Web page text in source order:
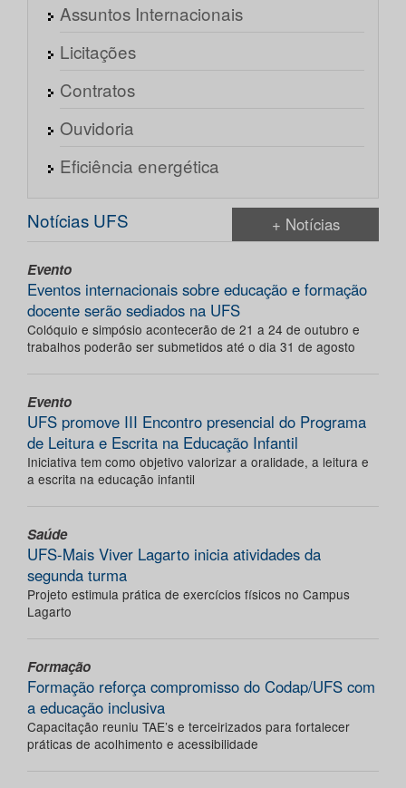
Assuntos Internacionais
Licitações
Contratos
Ouvidoria
Eficiência energética
Notícias UFS + Notícias
Evento
Eventos internacionais sobre educação e formação
docente serão sediados na UFS
Colóquio e simpósio acontecerão de 21 a 24 de outubro e
trabalhos poderão ser submetidos até o dia 31 de agosto
Evento
UFS promove III Encontro presencial do Programa
de Leitura e Escrita na Educação Infantil
Iniciativa tem como objetivo valorizar a oralidade, a leitura e
a escrita na educação infantil
Saúde
UFS-Mais Viver Lagarto inicia atividades da
segunda turma
Projeto estimula prática de exercícios físicos no Campus
Lagarto
Formação
Formação reforça compromisso do Codap/UFS com
a educação inclusiva
Capacitação reuniu TAE’s e terceirizados para fortalecer
práticas de acolhimento e acessibilidade